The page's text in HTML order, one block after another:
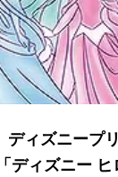
ディズニープ
「ディズニー